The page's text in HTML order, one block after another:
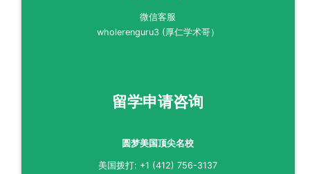
微信客服
wholerenguru3 (厚仁学术哥）
留学申请咨询
圆梦美国顶尖名校
美国拨打: +1 (412) 756-3137